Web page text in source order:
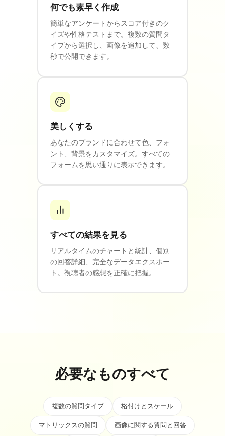
何でも素早く作成
簡単なアンケートからスコア付きのク
イズや性格テストまで。複数の質問タ
イプから選択し、画像を追加して、数
秒で公開できます。
美しくする
あなたのブランドに合わせて色、フォ
ント、背景をカスタマイズ。すべての
フォームを思い通りに表示できます。
すべての結果を見る
リアルタイムのチャートと統計、個別
の回答詳細、完全なデータエクスポー
ト。視聴者の感想を正確に把握。
必要なものすべて
複数の質問タイプ
格付けとスケール
マトリックスの質問
画像に関する質問と回答